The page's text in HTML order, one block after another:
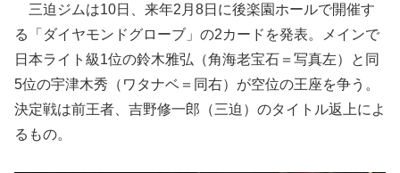
三迫ジムは10日、来年2月8日に後楽園ホールで開催す
る「ダイヤモンドグローブ」の2カードを発表。メインで
日本ライト級1位の鈴木雅弘（角海老宝石＝写真左）と同
5位の宇津木秀（ワタナベ＝同右）が空位の王座を争う。
決定戦は前王者、吉野修一郎（三迫）のタイトル返上によ
るもの。